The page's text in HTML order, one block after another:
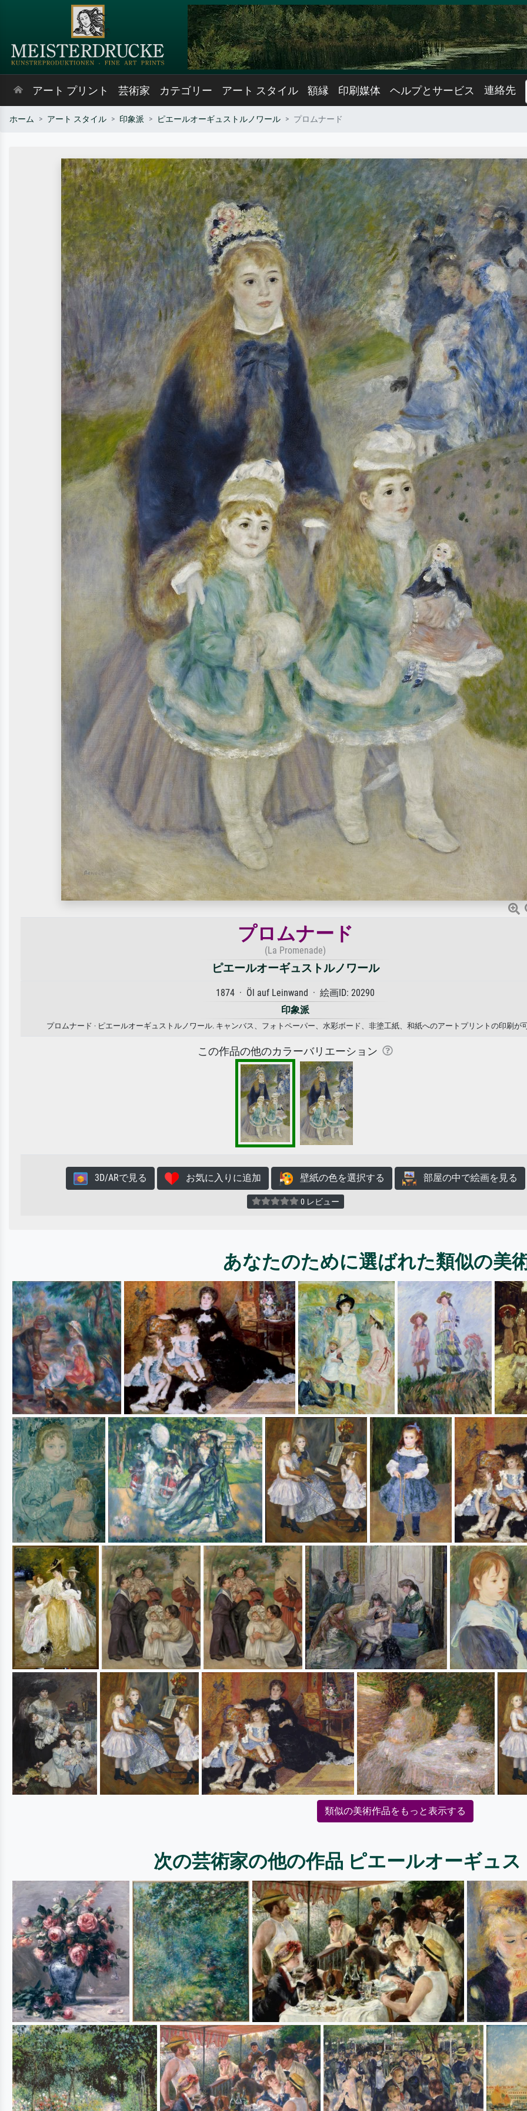
アート プリント 芸術家 カテゴリー アート スタイル 額縁 印刷媒体 ヘルプとサービス 連絡先
ホーム アート スタイル 印象派 ピエールオーギュストルノワール プロムナード
プロムナード
(La Promenade)
ピエールオーギュストルノワール
1874 · Öl auf Leinwand · 絵画ID: 20290
印象派
プロムナード · ピエールオーギュストルノワール. キャンバス、フォトペーパー、水彩ボード、非塗工紙、和紙へのアートプリントの印刷が
この作品の他のカラーバリエーション
3D/ARで見る お気に入りに追加 壁紙の色を選択する 部屋の中で絵画を見る
0 レビュー
あなたのために選ばれた類似の美
類似の美術作品をもっと表示する
次の芸術家の他の作品 ピエールオーギュ